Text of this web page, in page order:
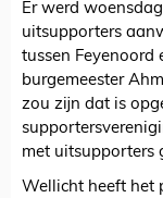
Er werd
uitsupporters
tussen Feyenoord
burgemeester
zou zijn dat is
met uitsupporters
Wellicht heeft het